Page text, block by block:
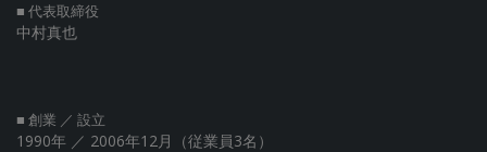
■ 代表取締役
中村真也
■ 創業 ／ 設立
1990年 ／ 2006年12月（従業員3名）